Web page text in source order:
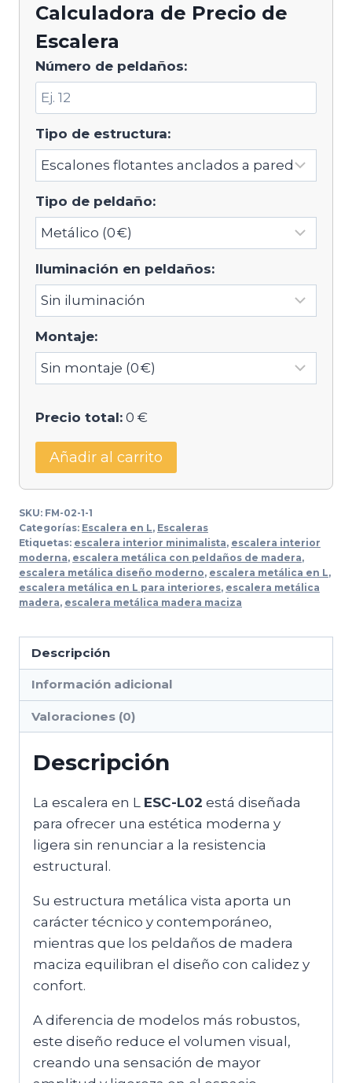
Calculadora de Precio de
Escalera
Número de peldaños:
Tipo de estructura:
Tipo de peldaño:
Iluminación en peldaños:
Montaje:
Precio total: 0 €
Añadir al carrito
SKU: FM-02-1-1
Categorías: Escalera en L, Escaleras
Etiquetas: escalera interior minimalista, escalera interior
moderna, escalera metálica con peldaños de madera,
escalera metálica diseño moderno, escalera metálica en L,
escalera metálica en L para interiores, escalera metálica
madera, escalera metálica madera maciza
Descripción
Información adicional
Valoraciones (0)
Descripción
La escalera en L ESC-L02 está diseñada
para ofrecer una estética moderna y
ligera sin renunciar a la resistencia
estructural.
Su estructura metálica vista aporta un
carácter técnico y contemporáneo,
mientras que los peldaños de madera
maciza equilibran el diseño con calidez y
confort.
A diferencia de modelos más robustos,
este diseño reduce el volumen visual,
creando una sensación de mayor